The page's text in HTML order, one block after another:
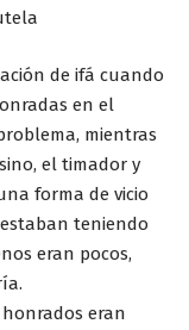
de ifá cuando
en el
mientras
el timador y
forma de vicio
teniendo
eran pocos,
eran